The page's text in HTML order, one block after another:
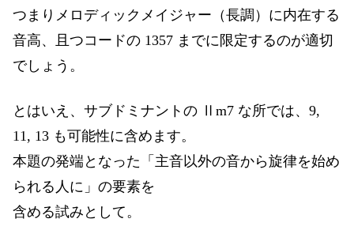
つまりメロディックメイジャー（長調）に内在する
音高、且つコードの 1357 までに限定するのが適切
でしょう。
とはいえ、サブドミナントの Ⅱm7 な所では、9,
11, 13 も可能性に含めます。
本題の発端となった「主音以外の音から旋律を始め
られる人に」の要素を
含める試みとして。